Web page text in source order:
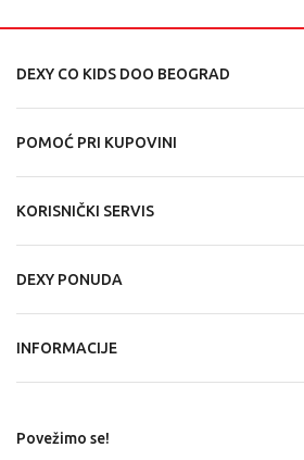
DEXY CO KIDS DOO BEOGRAD
POMOĆ PRI KUPOVINI
KORISNIČKI SERVIS
DEXY PONUDA
INFORMACIJE
Povežimo se!